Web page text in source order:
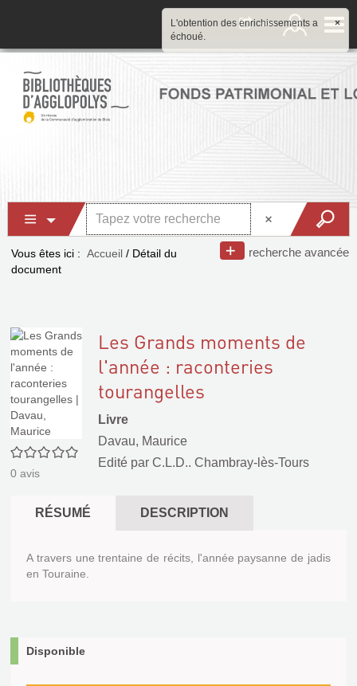
recherche avancée
Vous êtes ici : Accueil / Détail du
document
0/5
0 avis
Les Grands moments de
l'année : raconteries
tourangelles
Livre
Davau, Maurice
Edité par C.L.D.. Chambray-lès-Tours
RÉSUMÉ DESCRIPTION
A travers une trentaine de récits, l'année paysanne de jadis
en Touraine.
Disponible
×
L'obtention des enrichissements a
échoué.